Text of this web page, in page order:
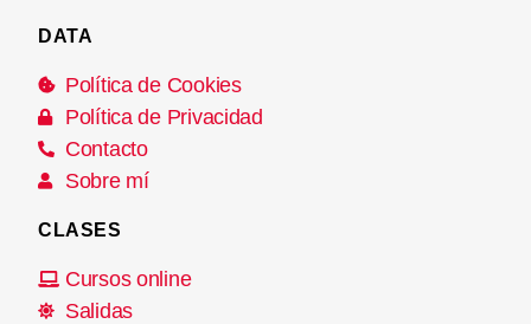
DATA
Política de Cookies
Política de Privacidad
Contacto
Sobre mí
CLASES
Cursos online
Salidas